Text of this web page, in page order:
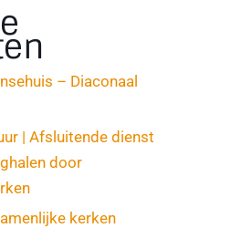
– Diaconaal
| Afsluitende dienst
door
kerken